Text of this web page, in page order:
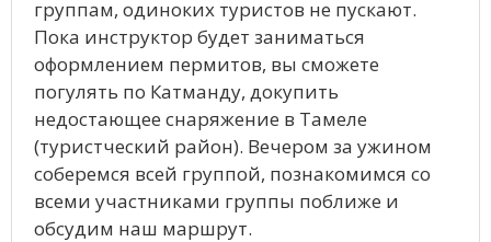
группам, одиноких туристов не пускают.
Пока инструктор будет заниматься
оформлением пермитов, вы сможете
погулять по Катманду, докупить
недостающее снаряжение в Тамеле
(туристческий район). Вечером за ужином
соберемся всей группой, познакомимся со
всеми участниками группы поближе и
обсудим наш маршрут.